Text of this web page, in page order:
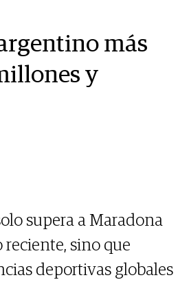
más
y
supera a Maradona
sino que
deportivas globales